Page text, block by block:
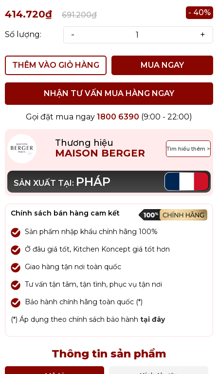
414.720₫ 691.200₫ - 40%
Số lượng: - +
THÊM VÀO GIỎ HÀNG MUA NGAY
NHẬN TƯ VẤN MUA HÀNG NGAY
Gọi đặt mua ngay 1800 6390 (9:00 - 22:00)
Thương hiệu
MAISON BERGER Tìm hiểu thêm >
SẢN XUẤT TẠI: PHÁP
Chính sách bán hàng cam kết
Sản phẩm nhập khẩu chính hãng 100%
Ở đâu giá tốt, Kitchen Koncept giá tốt hơn
Giao hàng tận nơi toàn quốc
Tư vấn tận tâm, tận tình, phục vụ tận nơi
Bảo hành chính hãng toàn quốc (*)
(*) Áp dụng theo chính sách bảo hành tại đây
Thông tin sản phẩm